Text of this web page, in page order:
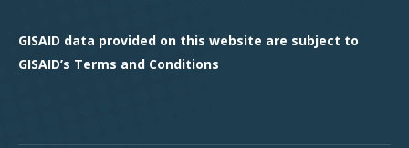
GISAID data provided on this website are subject to
GISAID’s Terms and Conditions